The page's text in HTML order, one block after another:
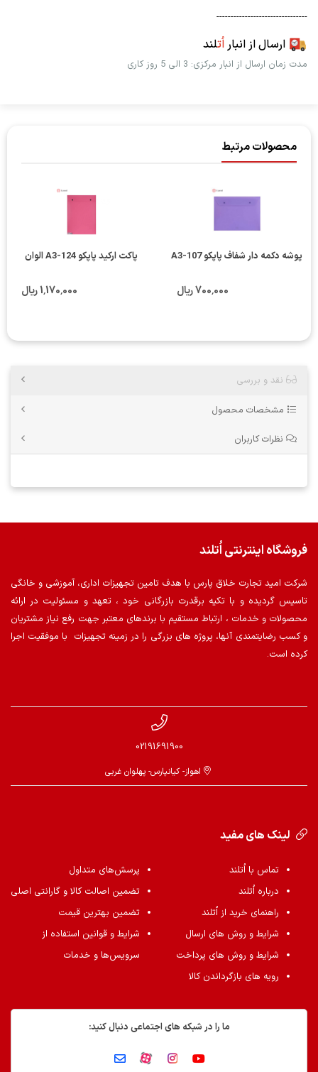
--------------------------------
ارسال از انباراُتلند
مدت زمان ارسال از انبار مرکزی: 3 الی 5 روز کاری
محصولات مرتبط
پوشه دکمه دار شفاف پاپکو A3-107
700٬000 ریال
پاکت ارکید پاپکو A3-124 الوان
1٬170٬000 ریال
نقد و بررسی
مشخصات محصول
نظرات کاربران
فروشگاه اینترنتی اُتلند
شرکت امید تجارت خلاق پارس با هدف تامین تجهیزات اداری، آموزشی و خانگی
تاسیس گردیده و با تکیه برقدرت بازرگانی خود ، تعهد و مسئولیت در ارائه
محصولات و خدمات ، ارتباط مستقیم با برندهای معتبر جهت رفع نیاز مشتریان
و کسب رضایتمندی آنها، پروژه های بزرگی را در زمینه تجهیزات با موفقیت اجرا
کرده است.
02191691900
اهواز- کیانپارس- پهلوان غربی
لینک های مفید
تماس با اُتلند
درباره اُتلند
راهنمای خرید از اُتلند
شرایط و روش های ارسال
شرایط و روش های پرداخت
رویه های بازگرداندن کالا
پرسش‌های متداول
تضمین اصالت کالا و گارانتی اصلی
تضمین بهترین قیمت
شرایط و قوانین استفاده از
سرویس‌ها و خدمات
ما را در شبکه های اجتماعی دنبال کنید: